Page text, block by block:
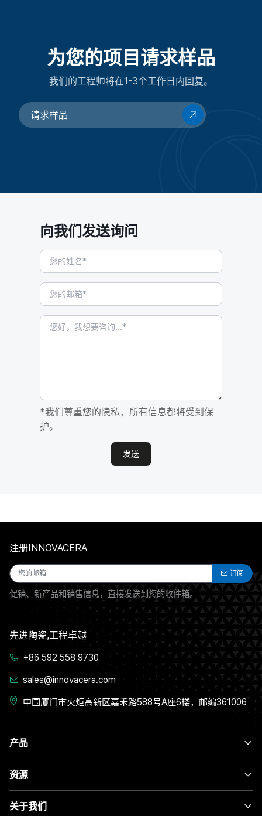
为您的项目请求样品
我们的工程师将在1-3个工作日内回复。
请求样品
向我们发送询问
*我们尊重您的隐私，所有信息都将受到保
护。
发送
产品
资源
关于我们
注册INNOVACERA
订阅
促销、新产品和销售信息，直接发送到您的收件箱。
先进陶瓷,工程卓越
+86 592 558 9730
sales@innovacera.com
中国厦门市火炬高新区嘉禾路588号A座6楼，邮编361006